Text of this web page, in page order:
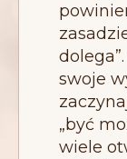
swoje
„być
wiele